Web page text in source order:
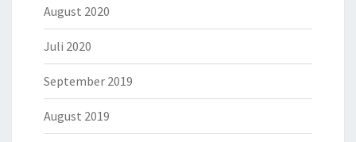
August 2020
Juli 2020
September 2019
August 2019